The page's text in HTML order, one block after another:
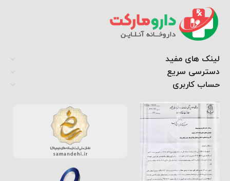
لینک های مفید
دسترسی سریع
حساب کاربری